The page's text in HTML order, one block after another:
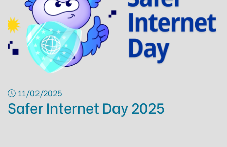
11/02/2025
Safer Internet Day 2025